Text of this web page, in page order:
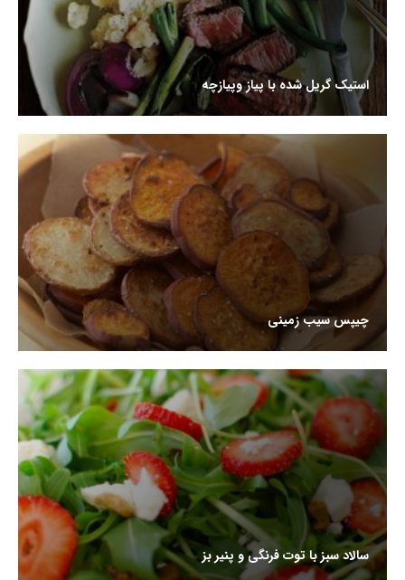
استیک گریل شده با پیاز وپیازچه
چیپس سیب زمینی
سالاد سبز با توت فرنگی و پنیر بز